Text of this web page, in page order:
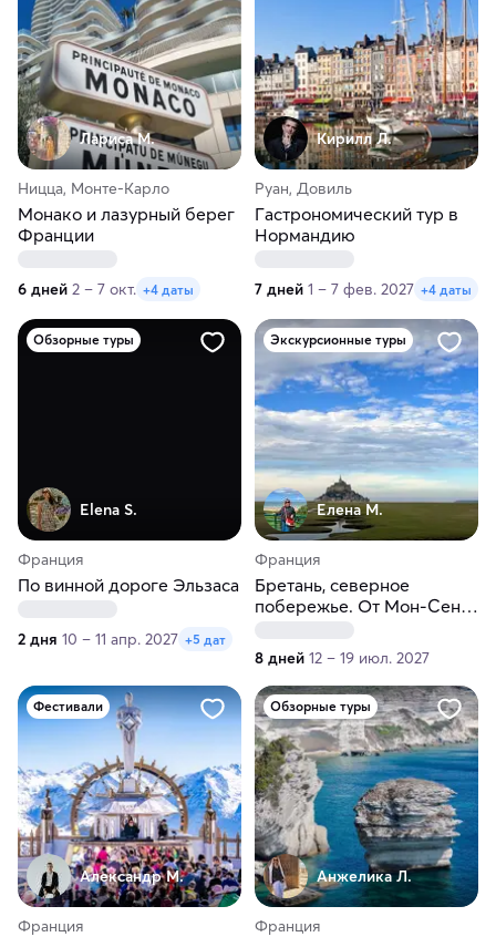
Лариса М.
Ницца, Монте-Карло
Монако и лазурный берег
Франции
6 дней 2 – 7 окт. +4 даты
Кирилл Л.
Руан, Довиль
Гастрономический тур в
Нормандию
7 дней 1 – 7 фев. 2027 +4 даты
Обзорные туры
Elena S.
Франция
По винной дороге Эльзаса
2 дня 10 – 11 апр. 2027 +5 дат
Экскурсионные туры
Елена М.
Франция
Бретань, северное
побережье. От Мон-Сен-
Розового гранита
8 дней 12 – 19 июл. 2027
Фестивали
Александр М.
Франция
Обзорные туры
Анжелика Л.
Франция